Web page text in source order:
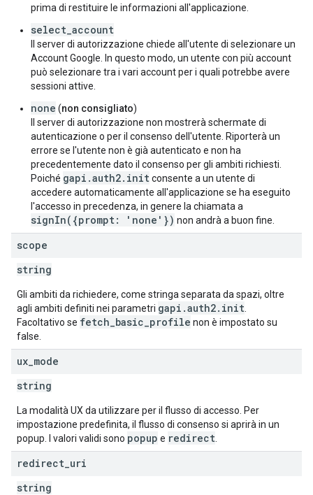
prima di restituire le informazioni all'applicazione.
select_account
Il server di autorizzazione chiede all'utente di selezionare un
Account Google. In questo modo, un utente con più account
può selezionare tra i vari account per i quali potrebbe avere
sessioni attive.
none (non consigliato)
Il server di autorizzazione non mostrerà schermate di
autenticazione o per il consenso dell'utente. Riporterà un
errore se l'utente non è già autenticato e non ha
precedentemente dato il consenso per gli ambiti richiesti.
Poiché gapi.auth2.initconsente a un utente di
accedere automaticamente all'applicazione se ha eseguito
l'accesso in precedenza, in genere la chiamata a
signIn({prompt: 'none'}) non andrà a buon fine.
scope
string
Gli ambiti da richiedere, come stringa separata da spazi, oltre
agli ambiti definiti nei parametri gapi .auth2. init
Facoltativo se fetch basic profile non è impostato su
false.
ux mode
string
La modalità UX da utilizzare per il flusso di accesso. Per
impostazione predefinita, il flusso di consenso si aprirà in un
popup. I valori validi sono popup e redirect
redirect uri
string